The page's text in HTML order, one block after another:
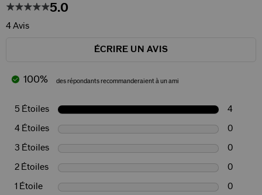
5.0
4 Avis
ÉCRIRE UN AVIS
100% des répondants recommanderaient à un ami
5 Étoiles 4
4 Étoiles 0
3 Étoiles 0
2 Étoiles 0
1 Étoile 0